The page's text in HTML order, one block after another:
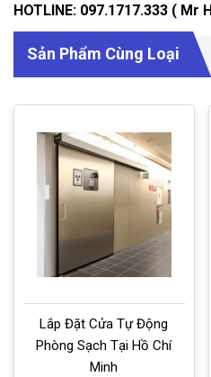
HOTLINE: 097.1717.333 ( Mr
Sản Phẩm Cùng Loại
Lắp Đặt Cửa Tự Động
Phòng Sạch Tại Hồ Chí
Minh